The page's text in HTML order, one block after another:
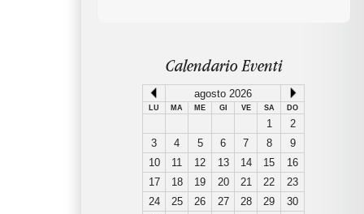
Calendario Eventi
agosto 2026
LU MA ME GI VE SA DO
1
2
3
4 5 6 7 8
9
10
11 12 13 14 15
16
17
18 19 20 21 22
23
24
25 26 27 28 29
30